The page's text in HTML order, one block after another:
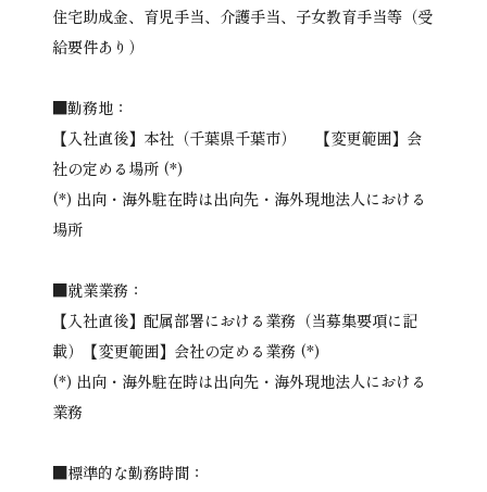
住宅助成金、育児手当、介護手当、子女教育手当等（受
給要件あり）
■勤務地：
【入社直後】本社（千葉県千葉市） 【変更範囲】会
社の定める場所 (*)
(*) 出向・海外駐在時は出向先・海外現地法人における
場所
■就業業務：
【入社直後】配属部署における業務（当募集要項に記
載）【変更範囲】会社の定める業務 (*)
(*) 出向・海外駐在時は出向先・海外現地法人における
業務
■標準的な勤務時間：